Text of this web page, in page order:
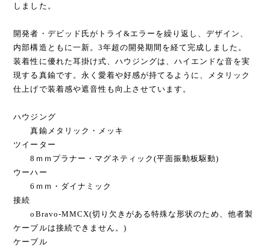
しました。
開発者・デビッド氏がトライ&エラーを繰り返し、デザイン、
内部構造ともに一新。3年超の開発期間を経て完成しました。
装着性に優れた耳掛け式、ハウジングは、ハイエンドな音を実
現する真鍮です。永く愛着や好感が持てるように、メタリック
仕上げで装着感や遮音性も向上させています。
ハウジング
真鍮メタリック・メッキ
ツイーター
8ｍｍプラナー・マグネティック(平面振動板駆動)
ウーハー
6ｍｍ・ダイナミック
接続
oBravo-MMCX(切り欠きがある特殊な形状のため、他者製
ケーブルは接続できません。)
ケーブル